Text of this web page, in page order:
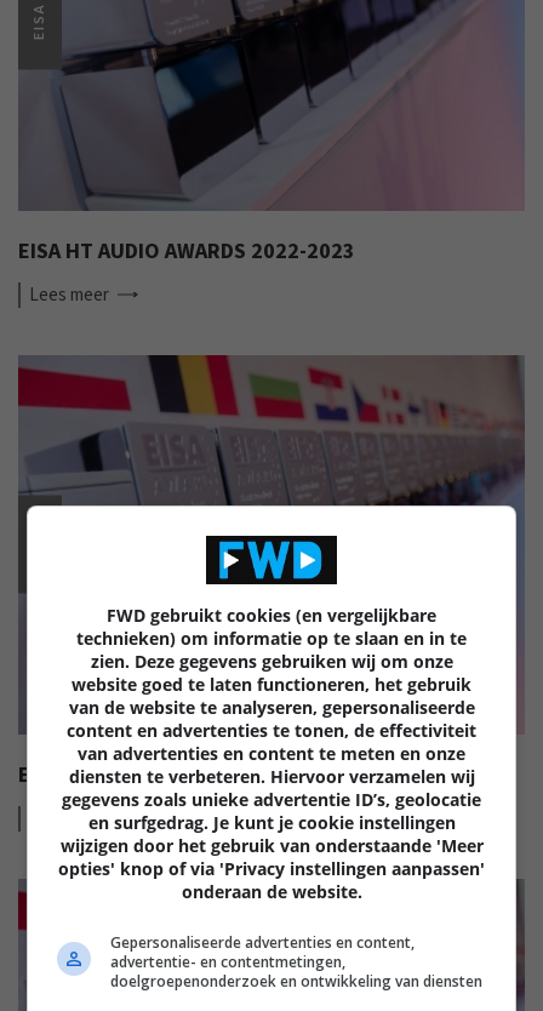
EISA
EISA HT AUDIO AWARDS 2022-2023
Lees meer
EISA HI-FI AWARDS 2022-2023
meer
FWD gebruikt cookies (en vergelijkbare
technieken) om informatie op te slaan en in te
zien. Deze gegevens gebruiken wij om onze
website goed te laten functioneren, het gebruik
van de website te analyseren, gepersonaliseerde
content en advertenties te tonen, de effectiviteit
van advertenties en content te meten en onze
diensten te verbeteren. Hiervoor verzamelen wij
gegevens zoals unieke advertentie ID’s, geolocatie
en surfgedrag. Je kunt je cookie instellingen
wijzigen door het gebruik van onderstaande 'Meer
opties' knop of via 'Privacy instellingen aanpassen'
onderaan de website.
Gepersonaliseerde advertenties en content,
advertentie- en contentmetingen,
doelgroepenonderzoek en ontwikkeling van diensten